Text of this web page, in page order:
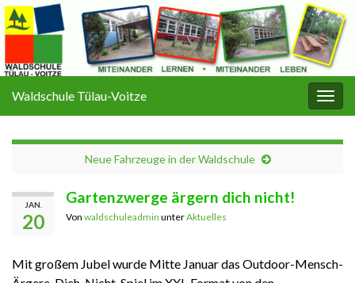
Waldschule Tülau-Voitze
Neue Fahrzeuge in der Waldschule
JAN.
20
Gartenzwerge ärgern dich nicht!
Von waldschuleadmin unterAktuelles
Mit großem Jubel wurde Mitte Januar das Outdoor-Mensch-